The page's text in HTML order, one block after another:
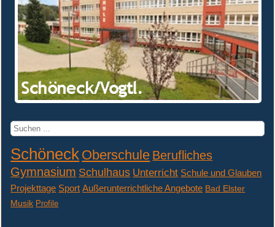
Suchen
Schöneck Oberschule Berufliches
Gymnasium Schulhaus Unterricht Schule und Glauben
Projekttage Sport Außerunterrichtliche Angebote Bad Elster
Musik Profile